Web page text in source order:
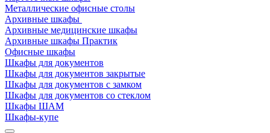
Металлические офисные столы
Архивные шкафы
Архивные медицинские шкафы
Архивные шкафы Практик
Офисные шкафы
Шкафы для документов
Шкафы для документов закрытые
Шкафы для документов с замком
Шкафы для документов со стеклом
Шкафы ШАМ
Шкафы-купе